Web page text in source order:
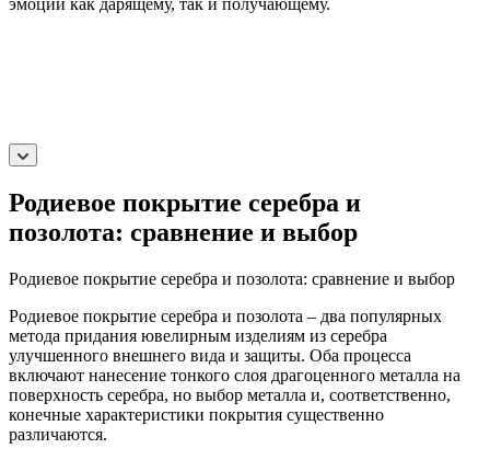
Родиевое покрытие серебра и
позолота: сравнение и выбор
Родиевое покрытие серебра и позолота: сравнение и выбор
Родиевое покрытие серебра и позолота – два популярных
метода придания ювелирным изделиям из серебра
улучшенного внешнего вида и защиты. Оба процесса
включают нанесение тонкого слоя драгоценного металла на
поверхность серебра, но выбор металла и, соответственно,
конечные характеристики покрытия существенно
различаются.